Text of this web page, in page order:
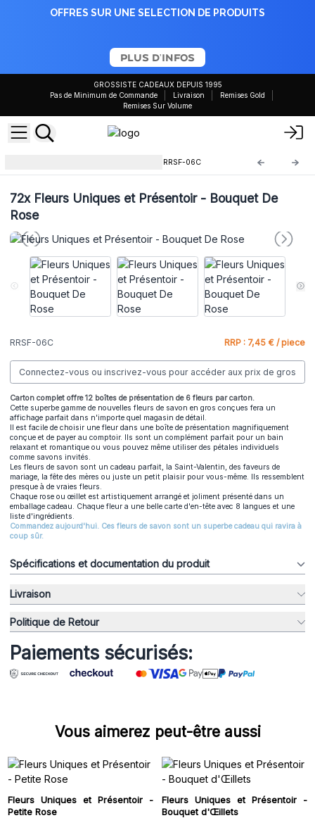
OFFRES SUR UNE SELECTION DE PRODUITS
PLUS D'INFOS
GROSSISTE CADEAUX DEPUIS 1995
Pas de Minimum de Commande
Livraison
Remises Gold
Remises Sur Volume
RRSF-06C
72xFleurs Uniques et Présentoir - Bouquet De
Rose
RRSF-06C RRP : 7,45 € / piece
Connectez-vous ou inscrivez-vous pour accéder aux prix de gros
Carton complet offre 12 boîtes de présentation de 6 fleurs par carton.
Cette superbe gamme de nouvelles fleurs de savon en gros conçues fera un
affichage parfait dans n'importe quel magasin de détail.
Il est facile de choisir une fleur dans une boîte de présentation magnifiquement
conçue et de payer au comptoir. Ils sont un complément parfait pour un bain
relaxant et romantique ou vous pouvez même utiliser des pétales individuels
comme savons invités.
Les fleurs de savon sont un cadeau parfait, la Saint-Valentin, des faveurs de
mariage, la fête des mères ou juste un petit plaisir pour vous-même. Ils ressemblent
presque à de vraies fleurs.
Chaque rose ou œillet est artistiquement arrangé et joliment présenté dans un
emballage cadeau. Chaque fleur a une belle carte d'en-tête avec 8 langues et une
liste d'ingrédients.
Commandez aujourd'hui. Ces fleurs de savon sont un superbe cadeau qui ravira à
coup sûr.
Spécifications et documentation du produit
Livraison
Politique de Retour
Paiements sécurisés:
Vous aimerez peut-être aussi
Fleurs Uniques et Présentoir -
Petite Rose
Fleurs Uniques et Présentoir -
Bouquet d'Œillets